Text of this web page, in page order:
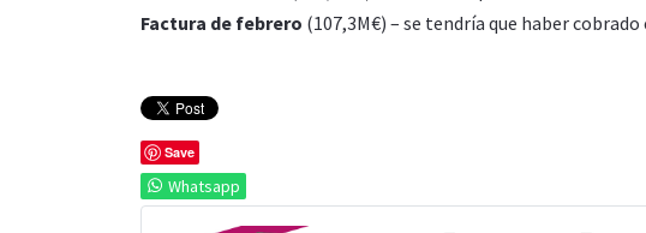
Factura de febrero (107,3M€) – se tendría que haber
Save
Whatsapp